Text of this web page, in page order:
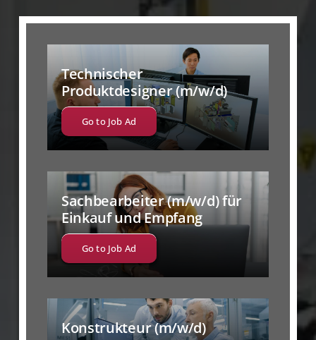
Technischer
Produktdesigner (m/w/d)
Go to Job Ad
Sachbearbeiter (m/w/d) für
Einkauf und Empfang
Go to Job Ad
Konstrukteur (m/w/d)